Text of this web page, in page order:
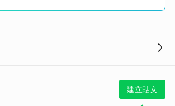
建立貼文